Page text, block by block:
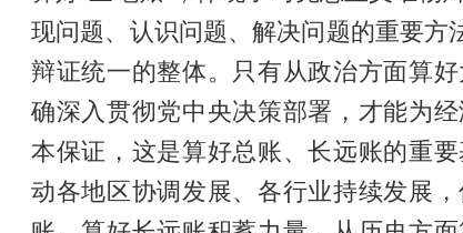
现问题、认识问题、解决问题的重要方
辩证统一的整体。只有从政治方面算
确深入贯彻党中央决策部署，才能为
本保证，这是算好总账、长远账的重
动各地区协调发展、各行业持续发展